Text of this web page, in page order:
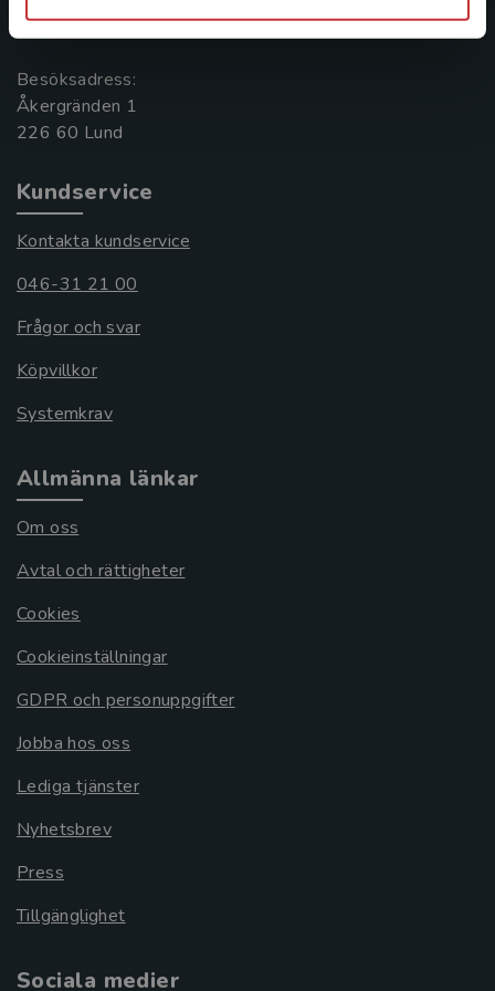
221 00 Lund
Besöksadress:
Åkergränden 1
Kundservice
Kontakta kundservice
046-31 21 00
Frågor och svar
Köpvillkor
Systemkrav
Allmänna länkar
Om oss
Avtal och rättigheter
Cookies
Cookieinställningar
GDPR och personuppgifter
Jobba hos oss
Lediga tjänster
Nyhetsbrev
Press
Tillgänglighet
Sociala medier